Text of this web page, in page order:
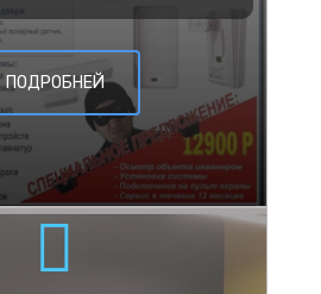
ПОДРОБНЕЙ